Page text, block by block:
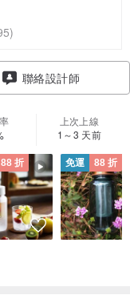
聯絡設計師
上次上線
1～3 天前
88 折 免運 88 折